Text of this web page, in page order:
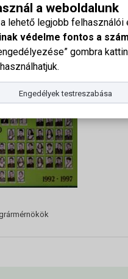
a weboldalunk
lehető legjobb
védelme fontos a
gombra
Engedélyek testreszabása